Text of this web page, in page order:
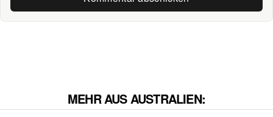
MEHR AUS AUSTRALIEN: